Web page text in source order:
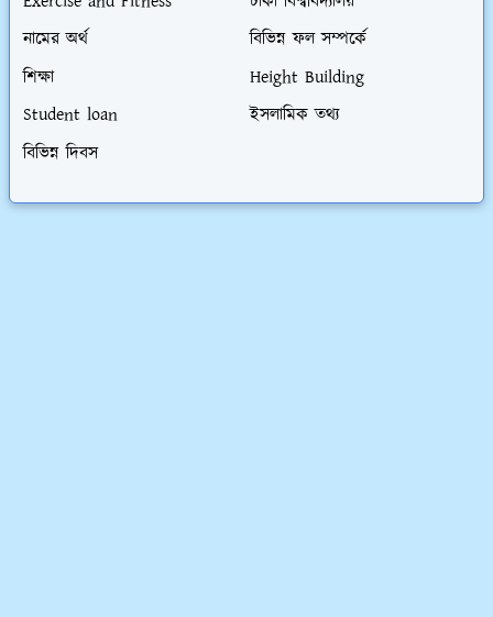
নামের অর্থ
বিভিন্ন ফল সম্পর্কে
শিক্ষা
Height Building
Student loan
ইসলামিক তথ্য
বিভিন্ন দিবস